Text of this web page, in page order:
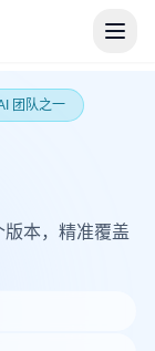
团队之一
本，精准覆盖